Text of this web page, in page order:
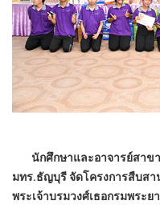
นักศึกษาและอาจารย์สาขา
มทร.ธัญบุรี จัดโครงการสืบสา
พระเจ้าบรมวงศ์เธอกรมพระ